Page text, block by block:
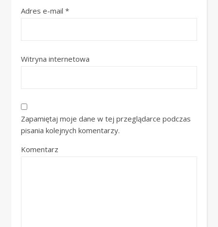
Adres e-mail *
Witryna internetowa
Zapamiętaj moje dane w tej przeglądarce podczas
pisania kolejnych komentarzy.
Komentarz